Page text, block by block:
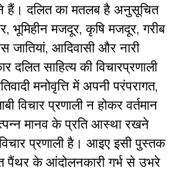
हैं। दलित का मतलब है अनुसूचित
भूमिहीन मजदूर, कृषि मजदूर, गरीब
जातियां, आदिवासी और नारी
दलित साहित्य की विचारप्रणाली
मनोवृत्ति में अपनी परंपरागत,
विचार प्रणाली न होकर वर्तमान
मानव के प्रति आस्था रखने
प्रणाली है। आइए इसी पुस्तक
पैंथर के आंदोलनकारी गर्भ से उभरे